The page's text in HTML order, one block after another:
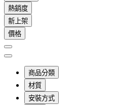
熱銷度
新上架
價格
商品分類
材質
安裝方式